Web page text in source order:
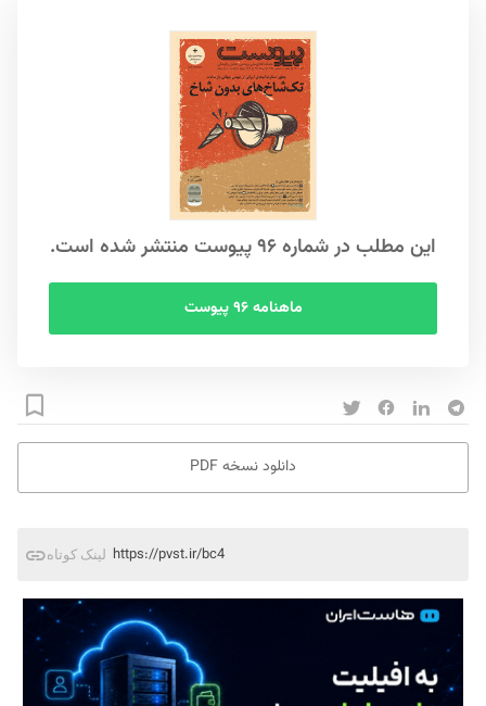
این مطلب در شماره ۹۶ پیوست منتشر شده است.
ماهنامه ۹۶ پیوست
دانلود نسخه PDF
لینک کوتاه https://pvst.ir/bc4